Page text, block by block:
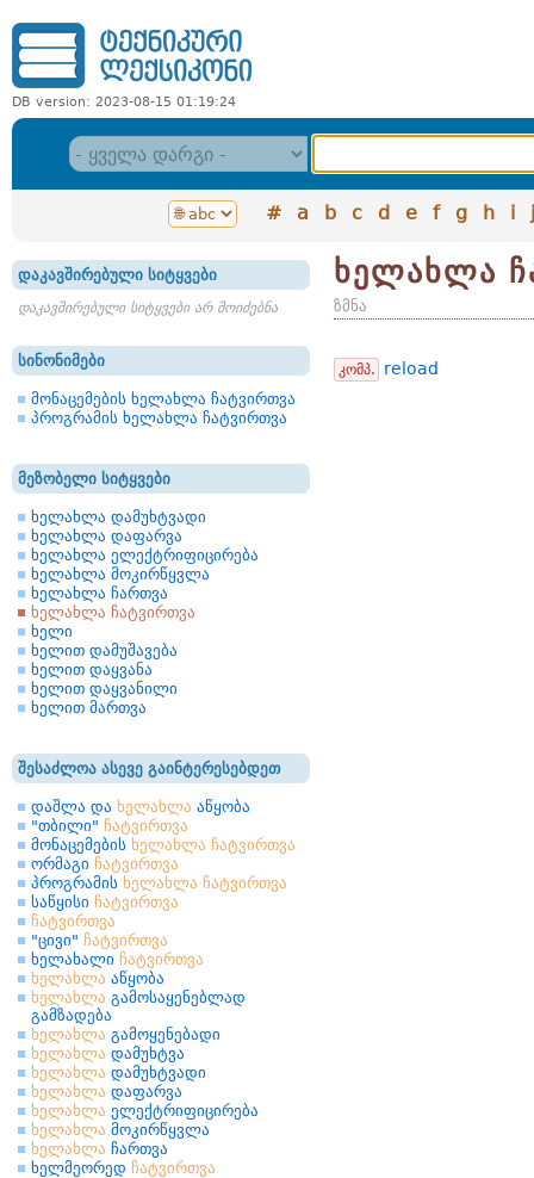
DB version: 2023-08-15 01:19:24
# a b c d e f g h i j
დაკავშირებული სიტყვები
დაკავშირებული სიტყვები არ მოიძებნა
სინონიმები
მონაცემების ხელახლა ჩატვირთვა
პროგრამის ხელახლა ჩატვირთვა
მეზობელი სიტყვები
ხელახლა დამუხტვადი
ხელახლა დაფარვა
ხელახლა ელექტრიფიცირება
ხელახლა მოკირწყვლა
ხელახლა ჩართვა
ხელახლა ჩატვირთვა
ხელი
ხელით დამუშავება
ხელით დაყვანა
ხელით დაყვანილი
ხელით მართვა
შესაძლოა ასევე გაინტერესებდეთ
დაშლა და ხელახლა აწყობა
"თბილი" ჩატვირთვა
მონაცემების ხელახლა ჩატვირთვა
ორმაგი ჩატვირთვა
პროგრამის ხელახლა ჩატვირთვა
საწყისი ჩატვირთვა
ჩატვირთვა
"ცივი" ჩატვირთვა
ხელახალი ჩატვირთვა
ხელახლა აწყობა
ხელახლა გამოსაყენებლად
გამზადება
ხელახლა გამოყენებადი
ხელახლა დამუხტვა
ხელახლა დამუხტვადი
ხელახლა დაფარვა
ხელახლა ელექტრიფიცირება
ხელახლა მოკირწყვლა
ხელახლა ჩართვა
ხელმეორედ ჩატვირთვა
ხელახლა
ზმნა
კომპ. reload